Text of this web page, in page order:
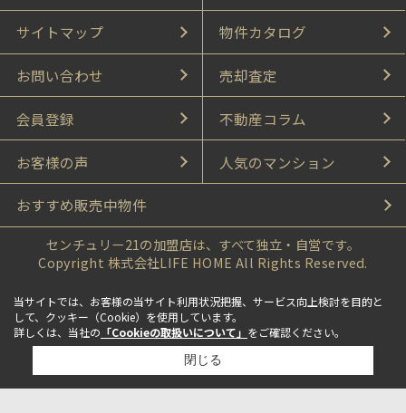
サイトマップ 物件カタログ
お問い合わせ 売却査定
会員登録 不動産コラム
お客様の声 人気のマンション
おすすめ販売中物件
センチュリー21の加盟店は、すべて独立・自営です。
Copyright 株式会社LIFE HOME All Rights Reserved.
当サイトでは、お客様の当サイト利用状況把握、サービス向上検討を目的と
して、クッキー（Cookie）を使用しています。
詳しくは、当社の 「Cookieの取扱いについて」 をご確認ください。
閉じる